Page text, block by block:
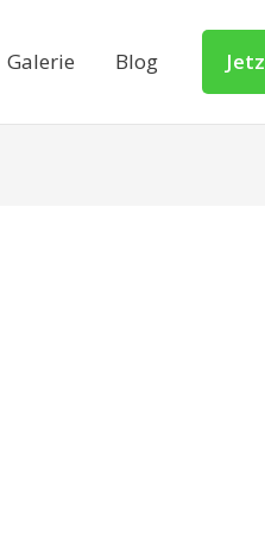
Galerie Blog